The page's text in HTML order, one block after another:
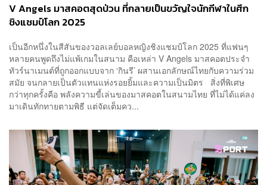
V Angels มาสคอตสุดป่วน ที่กลายเป็นขวัญใจนักกีฬาในศึก
ชิงแชมป์โลก 2025
เป็นอีกหนึ่งในสีสันของวอลเลย์บอลหญิงชิงแชมป์โลก 2025 ที่แฟนๆ
หลายคนพูดถึงไม่แพ้เกมในสนาม คือเหล่า V Angels มาสคอตประจำ
ทัวร์นาเมนต์ที่ถูกออกแบบจาก ‘กินรี’ ผสานเอกลักษณ์ไทยกับความร่วม
สมัย จนกลายเป็นตัวแทนแห่งรอยยิ้มและความเป็นมิตร สิ่งที่พิเศษ
กว่าทุกครั้งคือ พลังความขี้เล่นของมาสคอตในสนามไทย ที่ไม่ได้แค่ลง
มาเดินทักทายตามพิธี แต่จัดเต็มคว...